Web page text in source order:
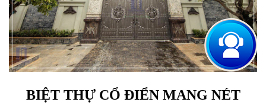
BIỆT THỰ CỔ ĐIỂN MANG NÉT